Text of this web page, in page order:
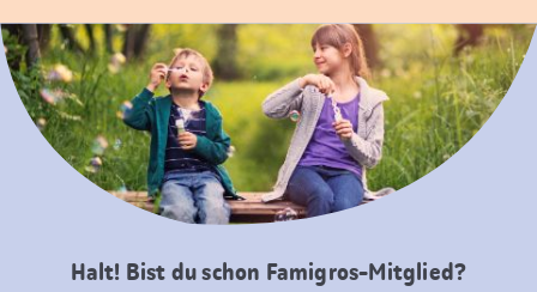
Halt! Bist du schon Famigros-Mitglied?